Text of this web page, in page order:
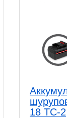
18 TC-2